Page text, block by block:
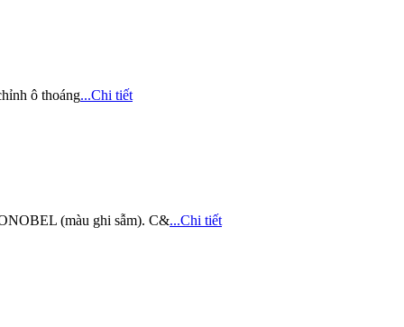
ô thoáng...Chi tiết
(màu ghi sẫm). C&...Chi tiết